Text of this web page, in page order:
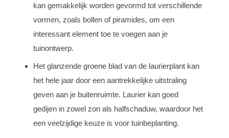
kan gemakkelijk worden gevormd tot verschillende
vormen, zoals bollen of piramides, om een
interessant element toe te voegen aan je
tuinontwerp.
Het glanzende groene blad van de laurierplant kan
het hele jaar door een aantrekkelijke uitstraling
geven aan je buitenruimte. Laurier kan goed
gedijen in zowel zon als halfschaduw, waardoor het
een veelzijdige keuze is voor tuinbeplanting.